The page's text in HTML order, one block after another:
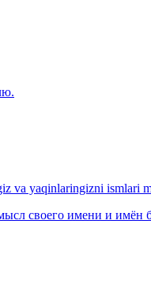
va yaqinlaringizni ismlari
своего имени и имён